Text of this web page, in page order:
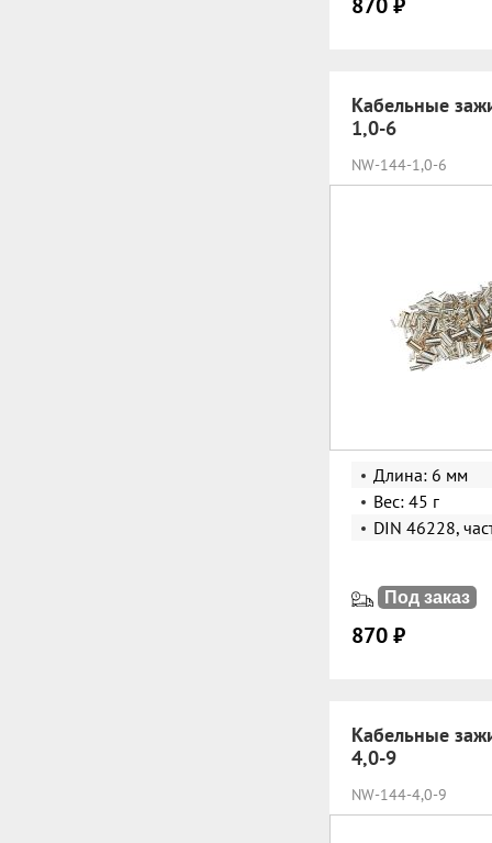
Кабельные
1,0-6
NW-144-1,0-6
Длина: 6 мм
Вес: 45 г
DIN 46228,
Под заказ
870 ₽
Кабельные
4,0-9
NW-144-4,0-9